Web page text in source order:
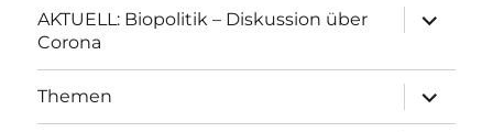
AKTUELL: Biopolitik – Diskussion über
Corona
anzeigen
Themen
anzeigen